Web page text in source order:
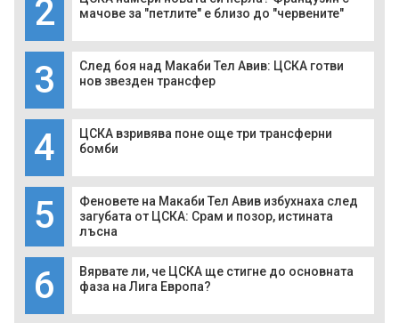
2
мачове за "петлите" е близо до "червените"
3
След боя над Макаби Тел Авив: ЦСКА готви
нов звезден трансфер
4
ЦСКА взривява поне още три трансферни
бомби
5
Феновете на Макаби Тел Авив избухнаха след
загубата от ЦСКА: Срам и позор, истината
лъсна
6
Вярвате ли, че ЦСКА ще стигне до основната
фаза на Лига Европа?